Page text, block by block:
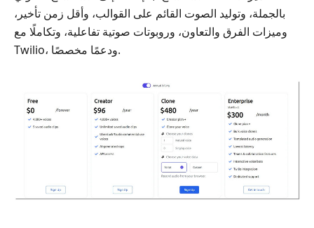
بالجملة، وتوليد الصوت القائم على القوالب، وأقل زمن تأخير،
وميزات الفرق والتعاون، وروبوتات صوتية تفاعلية، وتكاملًا مع
Twilio، ودعمًا مخصصًا.